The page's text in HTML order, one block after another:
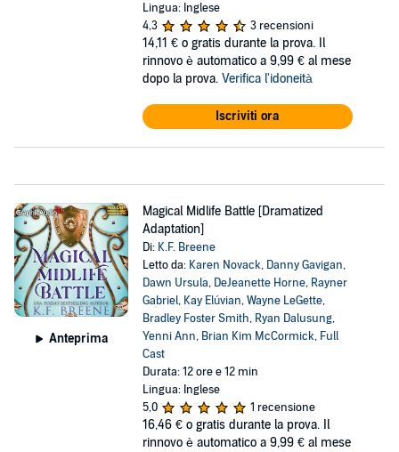
Lingua: Inglese
4,3
3 recensioni
14,11 € o gratis durante la prova. Il
rinnovo è automatico a 9,99 € al mese
dopo la prova. Verifica l'idoneità
Iscriviti ora
Anteprima
Magical Midlife Battle [Dramatized
Adaptation]
Di: K.F. Breene
Letto da: Karen Novack, Danny Gavigan,
Dawn Ursula, DeJeanette Horne, Rayner
Gabriel, Kay Elúvian,Wayne LeGette,
Bradley Foster Smith, Ryan Dalusung,
Yenni Ann, Brian Kim McCormick, Full
Cast
Durata: 12 ore e 12 min
Lingua: Inglese
5,0
1 recensione
16,46 € o gratis durante la prova. Il
rinnovo è automatico a 9,99 € al mese